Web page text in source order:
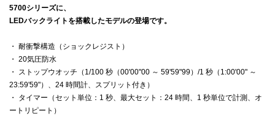
5700シリーズに、
LEDバックライトを搭載したモデルの登場です。
・ 耐衝撃構造（ショックレジスト）
・ 20気圧防水
・ ストップウオッチ（1/100 秒（00'00"00 ～ 59'59"99）/1 秒（1:00'00" ～
23:59'59"）、24 時間計、スプリット付き）
・ タイマー（セット単位：1 秒、最大セット：24 時間、1 秒単位で計測、オ
ートリピート）